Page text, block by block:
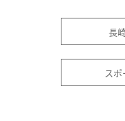
長
ス